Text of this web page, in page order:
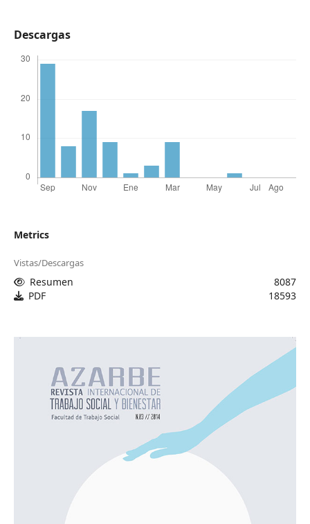
Descargas
Metrics
Vistas/Descargas
Resumen
8087
PDF
18593